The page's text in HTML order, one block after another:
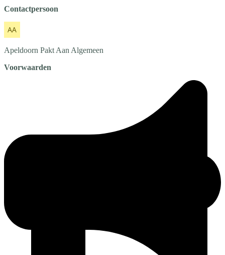
Contactpersoon
Apeldoorn Pakt Aan Algemeen
Voorwaarden